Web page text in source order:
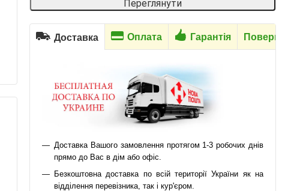
Доставка Оплата Гарантія
Доставка Вашого замовлення протягом 1-3 робочих днів
прямо до Вас в дім або офіс.
Безкоштовна доставка по всій території України як на
відділення перевізника, так і кур'єром.